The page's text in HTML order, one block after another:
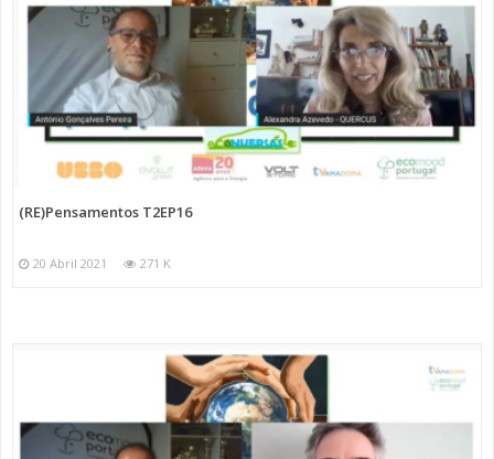
(RE)Pensamentos T2EP16
20 Abril 2021 271 K